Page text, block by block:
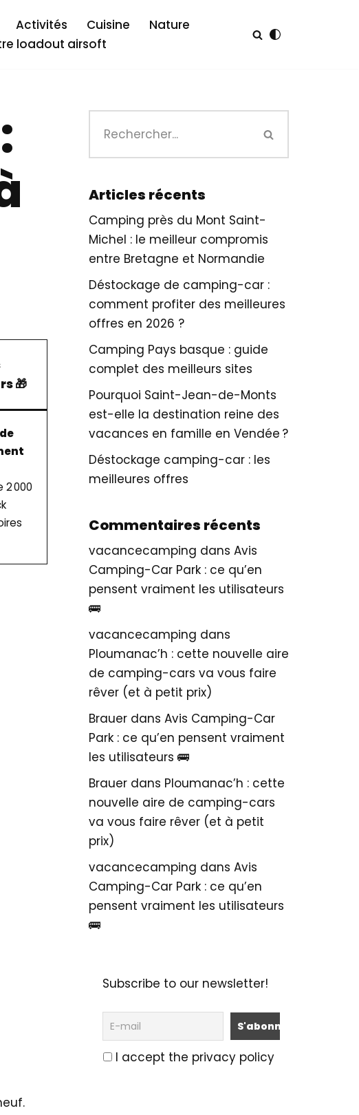
Activités Cuisine
Nature
loadout airsoft
🎁
2 000
Articles récents
Camping près du Mont Saint-
Michel : le meilleur compromis
entre Bretagne et Normandie
Déstockage de camping-car :
comment profiter des meilleures
offres en 2026 ?
Camping Pays basque : guide
complet des meilleurs sites
Pourquoi Saint-Jean-de-Monts
est-elle la destination reine des
vacances en famille en Vendée ?
Déstockage camping-car : les
meilleures offres
Commentaires récents
vacancecamping dans Avis
Camping-Car Park : ce qu’en
pensent vraiment les utilisateurs
🚌
vacancecamping dans
Ploumanac’h : cette nouvelle aire
de camping-cars va vous faire
rêver (et à petit prix)
Brauer dans Avis Camping-Car
Park : ce qu’en pensent vraiment
les utilisateurs 🚌
Brauer dans Ploumanac’h : cette
nouvelle aire de camping-cars
va vous faire rêver (et à petit
prix)
vacancecamping dans Avis
Camping-Car Park : ce qu’en
pensent vraiment les utilisateurs
🚌
Subscribe to our newsletter!
I accept the privacy policy